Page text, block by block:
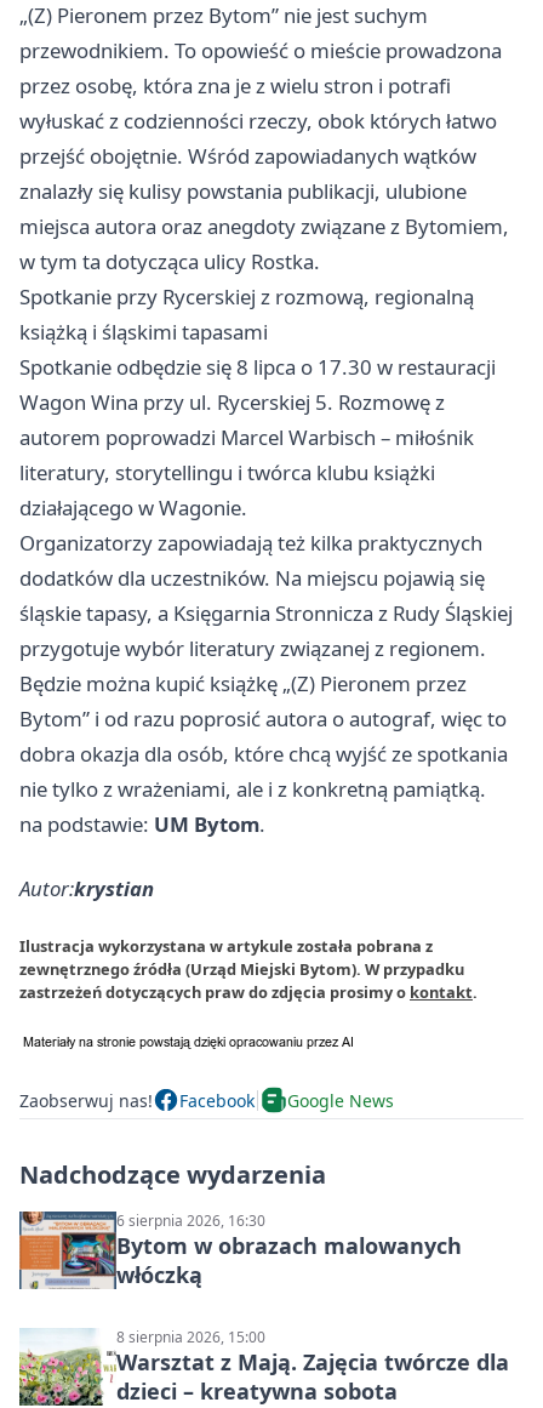
„(Z) Pieronem przez Bytom” nie jest suchym
przewodnikiem. To opowieść o mieście prowadzona
przez osobę, która zna je z wielu stron i potrafi
wyłuskać z codzienności rzeczy, obok których łatwo
przejść obojętnie. Wśród zapowiadanych wątków
znalazły się kulisy powstania publikacji, ulubione
miejsca autora oraz anegdoty związane z Bytomiem,
w tym ta dotycząca ulicy Rostka.
Spotkanie przy Rycerskiej z rozmową, regionalną
książką i śląskimi tapasami
Spotkanie odbędzie się 8 lipca o 17.30 w restauracji
Wagon Wina przy ul. Rycerskiej 5. Rozmowę z
autorem poprowadzi Marcel Warbisch – miłośnik
literatury, storytellingu i twórca klubu książki
działającego w Wagonie.
Organizatorzy zapowiadają też kilka praktycznych
dodatków dla uczestników. Na miejscu pojawią się
śląskie tapasy, a Księgarnia Stronnicza z Rudy Śląskiej
przygotuje wybór literatury związanej z regionem.
Będzie można kupić książkę „(Z) Pieronem przez
Bytom” i od razu poprosić autora o autograf, więc to
dobra okazja dla osób, które chcą wyjść ze spotkania
nie tylko z wrażeniami, ale i z konkretną pamiątką.
na podstawie: UM Bytom.
Autor:krystian
Ilustracja wykorzystana w artykule została pobrana z
zewnętrznego źródła (Urząd Miejski Bytom). W przypadku
zastrzeżeń dotyczących praw do zdjęcia prosimy o kontakt.
Zaobserwuj nas! Facebook Google News
Nadchodzące wydarzenia
6 sierpnia 2026, 16:30
Bytom w obrazach malowanych
włóczką
8 sierpnia 2026, 15:00
Warsztat z Mają. Zajęcia twórcze dla
dzieci – kreatywna sobota